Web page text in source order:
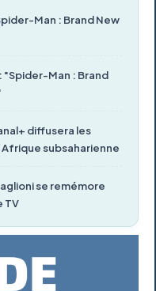
Man : Brand New
"Spider-Man : Brand
diffusera les
subsaharienne
se remémore
TV